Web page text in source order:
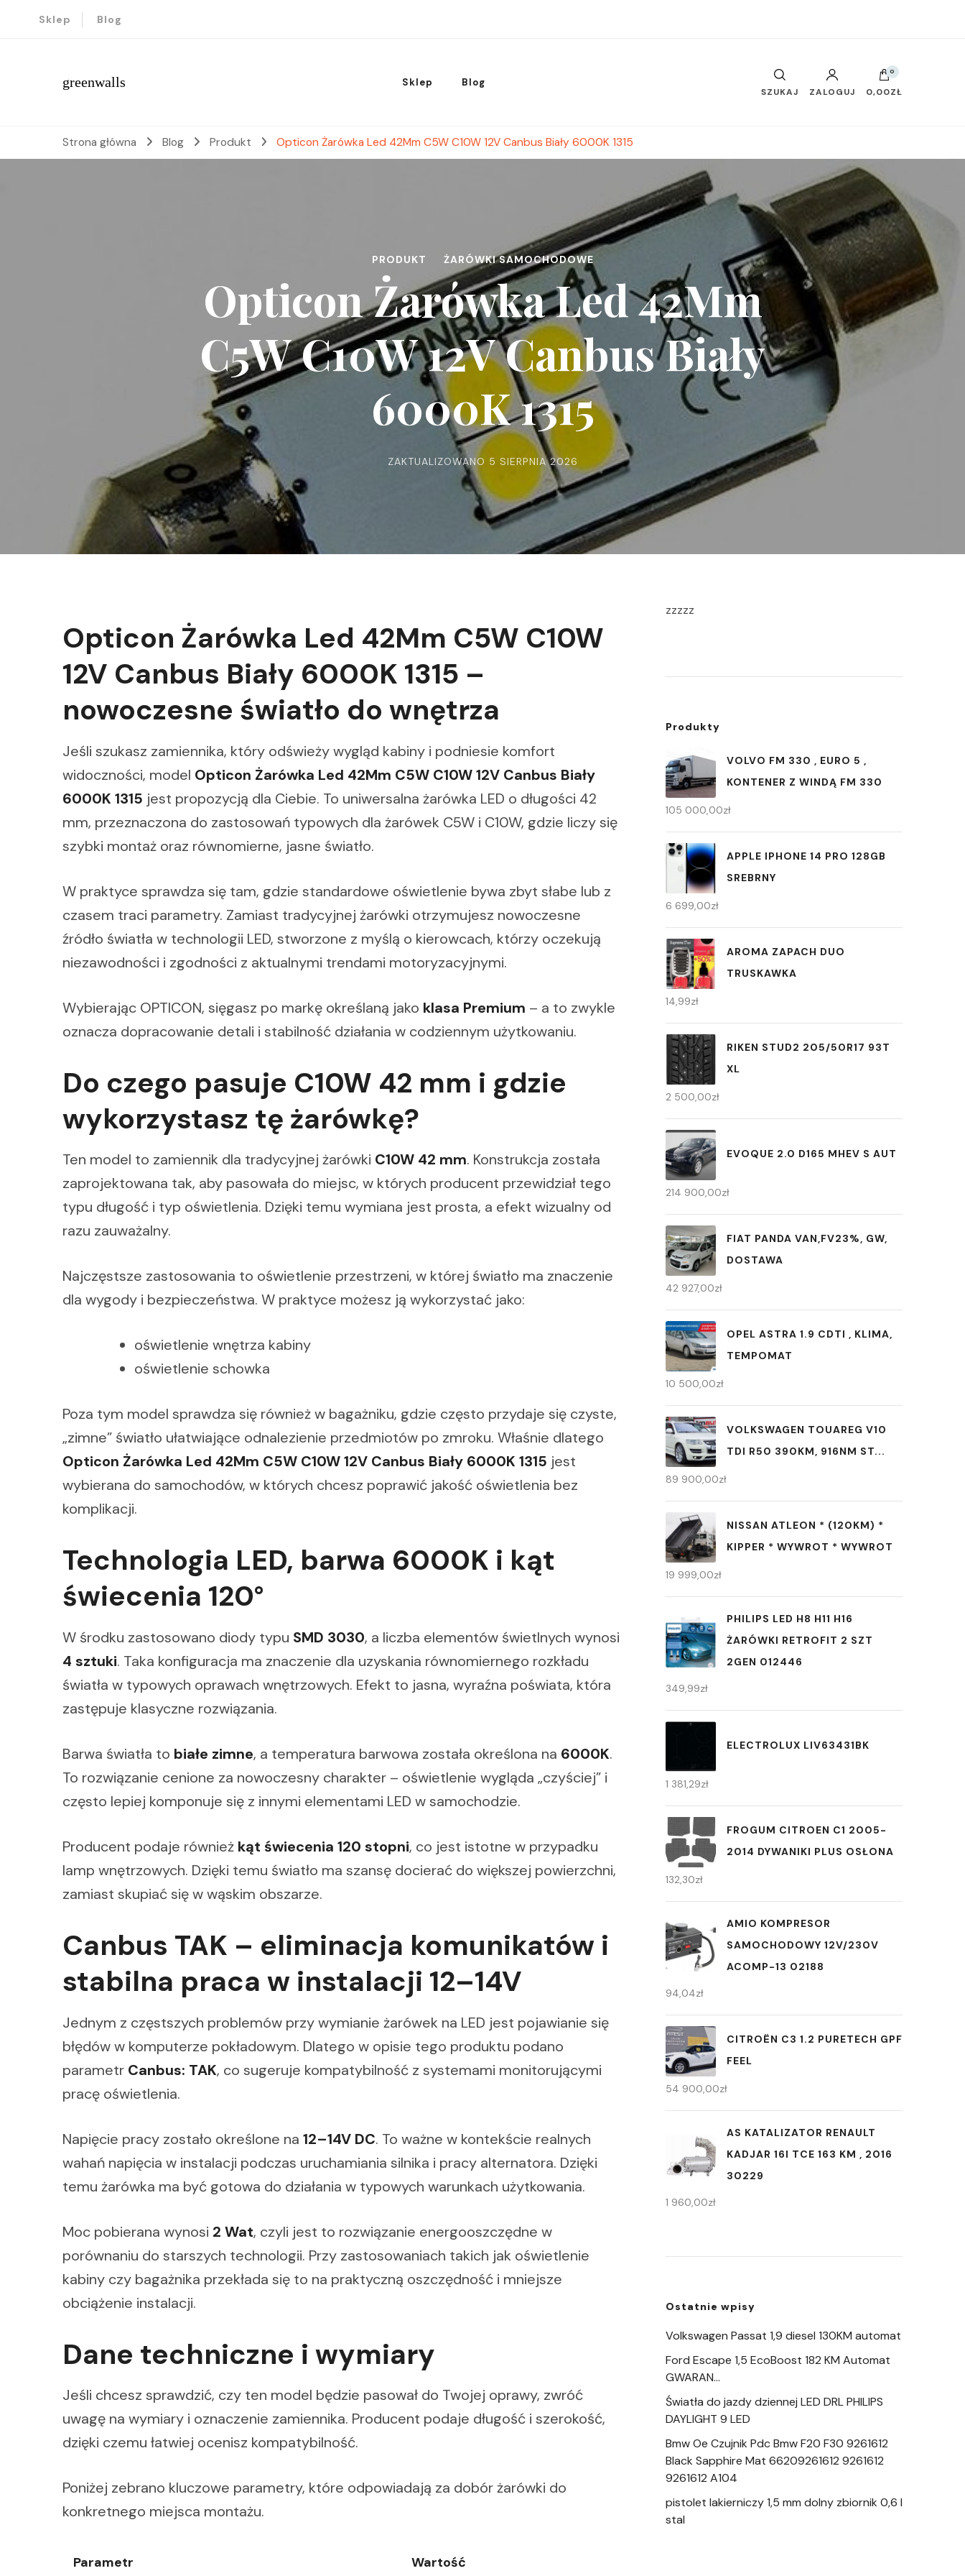
Sklep Blog
greenwalls Sklep Blog
SZUKAJ ZALOGUJ
0
0,00ZŁ
Strona główna Blog Produkt Opticon Żarówka Led 42Mm C5W C10W 12V Canbus Biały 6000K 1315
PRODUKT ŻARÓWKI SAMOCHODOWE
Opticon Żarówka Led 42Mm
C5W C10W 12V Canbus Biały
6000K 1315
ZAKTUALIZOWANO 5 SIERPNIA 2026
Opticon Żarówka Led 42Mm C5W C10W
12V Canbus Biały 6000K 1315 –
nowoczesne światło do wnętrza
Jeśli szukasz zamiennika, który odświeży wygląd kabiny i podniesie komfort
widoczności, model Opticon Żarówka Led 42Mm C5W C10W 12V Canbus Biały
6000K 1315 jest propozycją dla Ciebie. To uniwersalna żarówka LED o długości 42
mm, przeznaczona do zastosowań typowych dla żarówek C5W i C10W, gdzie liczy się
szybki montaż oraz równomierne, jasne światło.
W praktyce sprawdza się tam, gdzie standardowe oświetlenie bywa zbyt słabe lub z
czasem traci parametry. Zamiast tradycyjnej żarówki otrzymujesz nowoczesne
źródło światła w technologii LED, stworzone z myślą o kierowcach, którzy oczekują
niezawodności i zgodności z aktualnymi trendami motoryzacyjnymi.
Wybierając OPTICON, sięgasz po markę określaną jako klasa Premium – a to zwykle
oznacza dopracowanie detali i stabilność działania w codziennym użytkowaniu.
Do czego pasuje C10W 42 mm i gdzie
wykorzystasz tę żarówkę?
Ten model to zamiennik dla tradycyjnej żarówki C10W 42 mm. Konstrukcja została
zaprojektowana tak, aby pasowała do miejsc, w których producent przewidział tego
typu długość i typ oświetlenia. Dzięki temu wymiana jest prosta, a efekt wizualny od
razu zauważalny.
Najczęstsze zastosowania to oświetlenie przestrzeni, w której światło ma znaczenie
dla wygody i bezpieczeństwa. W praktyce możesz ją wykorzystać jako:
oświetlenie wnętrza kabiny
oświetlenie schowka
Poza tym model sprawdza się również w bagażniku, gdzie często przydaje się czyste,
„zimne” światło ułatwiające odnalezienie przedmiotów po zmroku. Właśnie dlatego
Opticon Żarówka Led 42Mm C5W C10W 12V Canbus Biały 6000K 1315 jest
wybierana do samochodów, w których chcesz poprawić jakość oświetlenia bez
komplikacji.
Technologia LED, barwa 6000K i kąt
świecenia 120°
W środku zastosowano diody typu SMD 3030, a liczba elementów świetlnych wynosi
4 sztuki. Taka konfiguracja ma znaczenie dla uzyskania równomiernego rozkładu
światła w typowych oprawach wnętrzowych. Efekt to jasna, wyraźna poświata, która
zastępuje klasyczne rozwiązania.
Barwa światła to białe zimne, a temperatura barwowa została określona na 6000K.
To rozwiązanie cenione za nowoczesny charakter – oświetlenie wygląda „czyściej” i
często lepiej komponuje się z innymi elementami LED w samochodzie.
Producent podaje również kąt świecenia 120 stopni, co jest istotne w przypadku
lamp wnętrzowych. Dzięki temu światło ma szansę docierać do większej powierzchni,
zamiast skupiać się w wąskim obszarze.
Canbus TAK – eliminacja komunikatów i
stabilna praca w instalacji 12–14V
Jednym z częstszych problemów przy wymianie żarówek na LED jest pojawianie się
błędów w komputerze pokładowym. Dlatego w opisie tego produktu podano
parametr Canbus: TAK, co sugeruje kompatybilność z systemami monitorującymi
pracę oświetlenia.
Napięcie pracy zostało określone na 12–14V DC. To ważne w kontekście realnych
wahań napięcia w instalacji podczas uruchamiania silnika i pracy alternatora. Dzięki
temu żarówka ma być gotowa do działania w typowych warunkach użytkowania.
Moc pobierana wynosi 2 Wat, czyli jest to rozwiązanie energooszczędne w
porównaniu do starszych technologii. Przy zastosowaniach takich jak oświetlenie
kabiny czy bagażnika przekłada się to na praktyczną oszczędność i mniejsze
obciążenie instalacji.
Dane techniczne i wymiary
Jeśli chcesz sprawdzić, czy ten model będzie pasował do Twojej oprawy, zwróć
uwagę na wymiary i oznaczenie zamiennika. Producent podaje długość i szerokość,
dzięki czemu łatwiej ocenisz kompatybilność.
Poniżej zebrano kluczowe parametry, które odpowiadają za dobór żarówki do
konkretnego miejsca montażu.
Parametr Wartość
zzzzz
Produkty
VOLVO FM 330 , EURO 5 ,
KONTENER Z WINDĄ FM 330
105 000,00zł
APPLE IPHONE 14 PRO 128GB
SREBRNY
6 699,00zł
AROMA ZAPACH DUO
TRUSKAWKA
14,99zł
RIKEN STUD2 205/50R17 93T
XL
2 500,00zł
EVOQUE 2.0 D165 MHEV S AUT
214 900,00zł
FIAT PANDA VAN,FV23%, GW,
DOSTAWA
42 927,00zł
OPEL ASTRA 1.9 CDTI , KLIMA,
TEMPOMAT
10 500,00zł
VOLKSWAGEN TOUAREG V10
TDI R50 390KM, 916NM ST...
89 900,00zł
NISSAN ATLEON * (120KM) *
KIPPER * WYWROT * WYWROT
19 999,00zł
PHILIPS LED H8 H11 H16
ŻARÓWKI RETROFIT 2 SZT
2GEN 012446
349,99zł
ELECTROLUX LIV63431BK
1 381,29zł
FROGUM CITROEN C1 2005-
2014 DYWANIKI PLUS OSŁONA
132,30zł
AMIO KOMPRESOR
SAMOCHODOWY 12V/230V
ACOMP-13 02188
94,04zł
CITROËN C3 1.2 PURETECH GPF
FEEL
54 900,00zł
AS KATALIZATOR RENAULT
KADJAR 16I TCE 163 KM , 2016
30229
1 960,00zł
Ostatnie wpisy
Volkswagen Passat 1,9 diesel 130KM automat
Ford Escape 1,5 EcoBoost 182 KM Automat
GWARAN…
Światła do jazdy dziennej LED DRL PHILIPS
DAYLIGHT 9 LED
Bmw Oe Czujnik Pdc Bmw F20 F30 9261612
Black Sapphire Mat 66209261612 9261612
9261612 A104
pistolet lakierniczy 1,5 mm dolny zbiornik 0,6 l
stal